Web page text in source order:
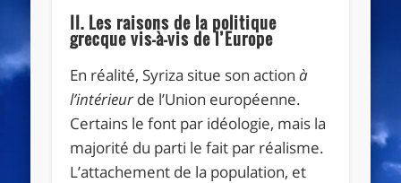
II. Les raisons de la politique
grecque vis-à-vis de l’Europe
En réalité, Syriza situe son actionà
l’intérieur de l’Union européenne.
Certains le font par idéologie, mais la
majorité du parti le fait par réalisme.
L’attachement de la population, et